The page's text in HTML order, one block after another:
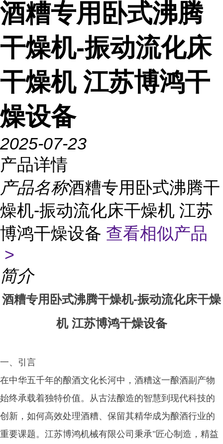
酒糟专用卧式沸腾
干燥机-振动流化床
干燥机 江苏博鸿干
燥设备
2025-07-23
产品详情
产品名称酒糟专用卧式沸腾干
燥机-振动流化床干燥机 江苏
博鸿干燥设备 查看相似产品
>
简介
酒糟专用卧式沸腾干燥机-振动流化床干燥
机 江苏博鸿干燥设备
一、引言
在中华五千年的酿酒文化长河中，酒糟这一酿酒副产物
始终承载着独特价值。从古法酿造的智慧到现代科技的
创新，如何高效处理酒糟、保留其精华成为酿酒行业的
重要课题。江苏博鸿机械有限公司秉承"匠心制造，精益